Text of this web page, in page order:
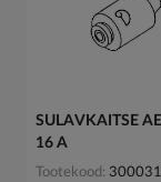
SULAVKAITSE
16 A
Tootekood